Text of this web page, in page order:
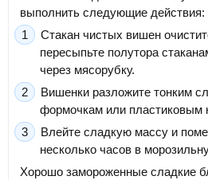
выполнить следующие действия:
Стакан чистых вишен
пересыпьте полутора
через мясорубку.
Вишенки разложите тонким
формочкам или пластиковым
Влейте сладкую массу и
несколько часов в
Хорошо замороженные сладкие